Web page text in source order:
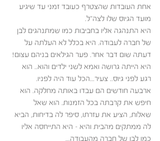
אחת העובדות שהצטרף כעובד זמני עד שיגיע
מועד הגיוס שלו לצה"ל.
היא התנהגה אליו בחביבות כמו שמתנהגים לבן
של חברה לעבודה. היא בכלל לא העלתה על
דעתה שום דבר אחר. פער הגילאים בניהם עצום!
היא הייתה גרושה ואמא לשני ילדים והוא.. הוא
רגע לפני גיוס.. צעיר...הכל עוד היה לפניו.
ארבעה חודשים הם עבדו באותה מחלקה. הוא
חיפש את קרבתה בכל הזמנות. הוא שאל
שאלות, הציע את עזרתו, סיפר לה בדיחות, הביא
לה ממתקים מהבית והיא – היא התייחסה אליו
כמו לבן של חברה מהעבודה...